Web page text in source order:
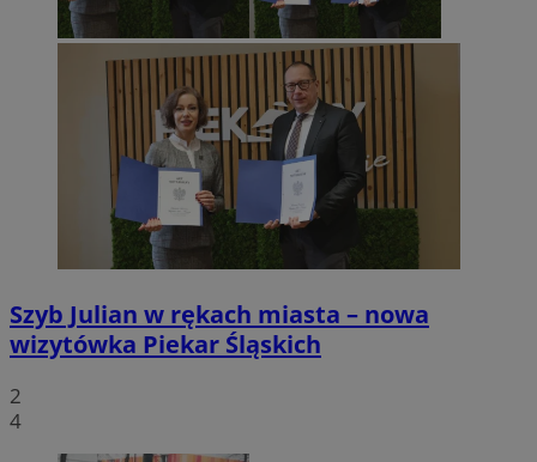
Szyb Julian w rękach miasta – nowa
wizytówka Piekar Śląskich
2
4